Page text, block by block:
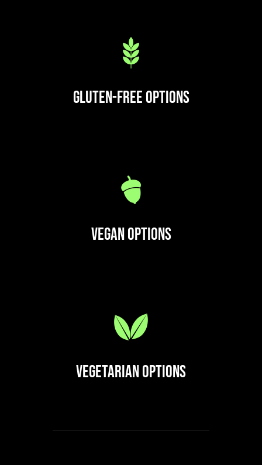
Gluten-Free Options
Vegan Options
Vegetarian Options